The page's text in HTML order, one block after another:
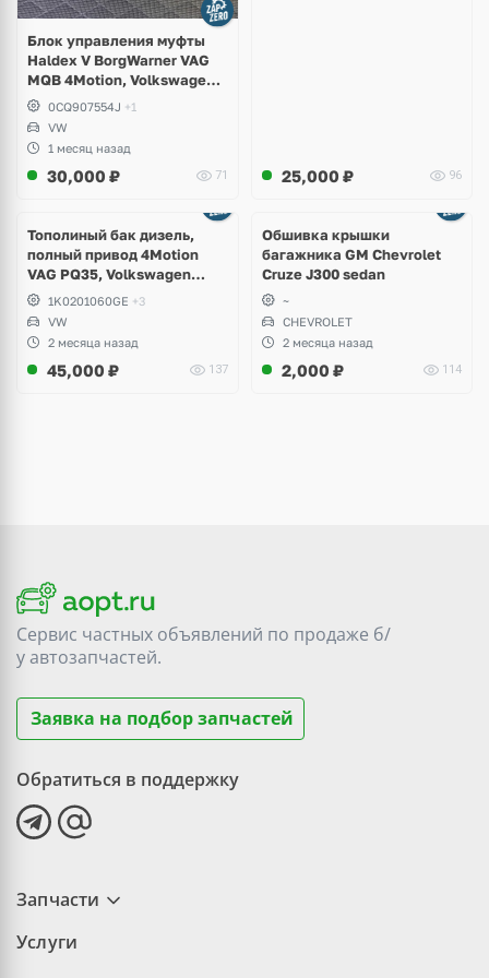
Блок управления муфты
Haldex V BorgWarner VAG
MQB 4Motion, Volkswagen
Tiguan
0CQ907554J +1
VW
1 месяц назад
30,000 ₽ 71 25,000 ₽ 96
Тополиный бак дизель,
полный привод 4Motion
VAG PQ35, Volkswagen
Scirocco, Golf V, VI, Skoda
Yeti, Octavia A5, Superb,
Audi A3, Seat Altea
1K0201060GE +3
VW
2 месяца назад
45,000 ₽ 137
Обшивка крышки
багажника GM Chevrolet
Cruze J300 sedan
~
CHEVROLET
2 месяца назад
2,000 ₽ 114
Сервис частных объявлений по продаже б/
уавтозапчастей.
Заявка на подбор запчастей
Обратиться в поддержку
Запчасти
Услуги